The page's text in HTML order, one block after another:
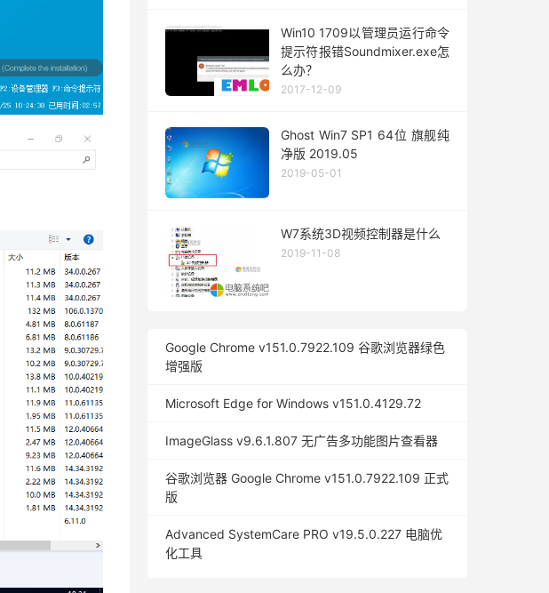
Win10 1709以管理员运行命令
提示符报错Soundmixer.exe怎
么办？
2017-12-09
Ghost Win7 SP1 64位 旗舰纯
净版 2019.05
2019-05-01
W7系统3D视频控制器是什么
2019-11-08
Google Chrome v151.0.7922.109 谷歌浏览器绿色
增强版
Microsoft Edge for Windows v151.0.4129.72
ImageGlass v9.6.1.807 无广告多功能图片查看器
谷歌浏览器 Google Chrome v151.0.7922.109 正式
版
Advanced SystemCare PRO v19.5.0.227 电脑优
化工具